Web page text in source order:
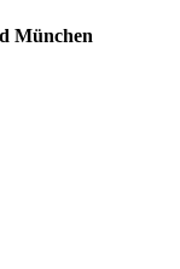
München